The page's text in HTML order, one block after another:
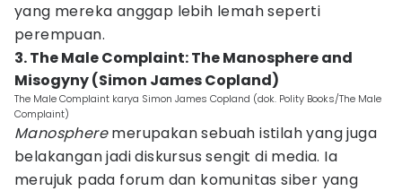
yang mereka anggap lebih lemah seperti
perempuan.
3. The Male Complaint: The Manosphere and
Misogyny (Simon James Copland)
The Male Complaint karya Simon James Copland (dok. Polity Books/The Male
Complaint)
Manospheremerupakan sebuah istilah yang juga
belakangan jadi diskursus sengit di media. Ia
merujuk pada forum dan komunitas siber yang